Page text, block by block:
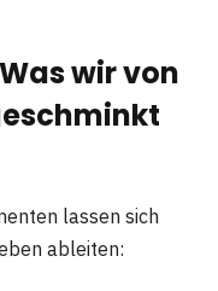
wir von
lassen sich
ableiten: